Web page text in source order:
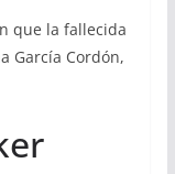
que la fallecida
García Cordón,